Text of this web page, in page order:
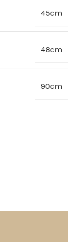
45cm
48cm
90cm